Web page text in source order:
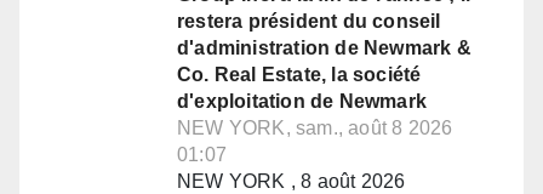
restera président du conseil
d'administration de Newmark &
Co. Real Estate, la société
d'exploitation de Newmark
NEW YORK, sam., août 8 2026
01:07
NEW YORK , 8 août 2026